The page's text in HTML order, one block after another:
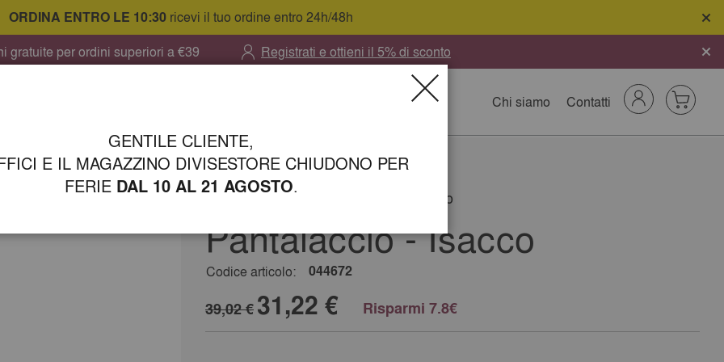
ORDINA ENTRO LE 10:30 ricevi il tuo ordine entro 24h/48h
gratuite per ordini superiori a €39
Registrati e ottieni il 5% di sconto
Chi siamo
Contatti
Sii il primo a recensire questo prodotto
Pantalaccio - Isacco
Codice articolo: 044672
39,02 € 31,22 € Risparmi 7.8€
GENTILE CLIENTE,
E IL MAGAZZINO DIVISESTORE CHIUDONO PER
FERIE DAL 10 AL 21 AGOSTO.